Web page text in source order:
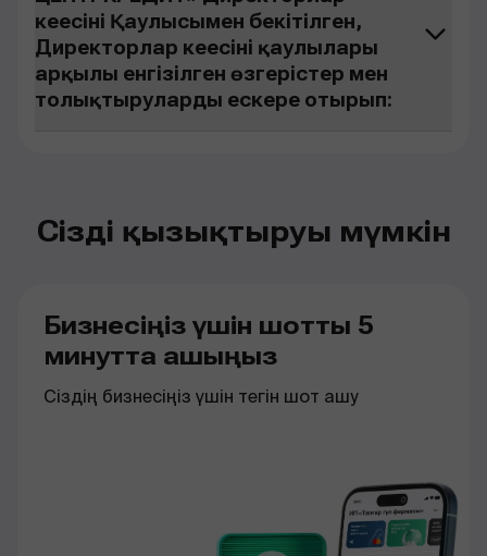
кеңесінің Қаулысымен бекітілген,
Директорлар кеңесінің қаулылары
арқылы енгізілген өзгерістер мен
толықтыруларды ескере отырып:
Сізді қызықтыруы мүмкін
Бизнесіңіз үшін шотты 5
минутта ашыңыз
Сіздің бизнесіңіз үшін тегін шот ашу